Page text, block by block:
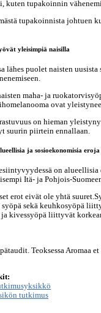
kuten tupakoinnin
tupakoinnista johtuen
yleisimpiä naisilla
lähes puolet naisten
maha- ja
ovat
on hieman
suurin piirtein ennallaan.
ja sosioekonomisia eroja
on
Itä- ja Pohjois-
erot eivät ole yhtä
sekä keuhkosyöpä
kivessyöpä liittyvät
Teoksessa Aromaa
tutkimus